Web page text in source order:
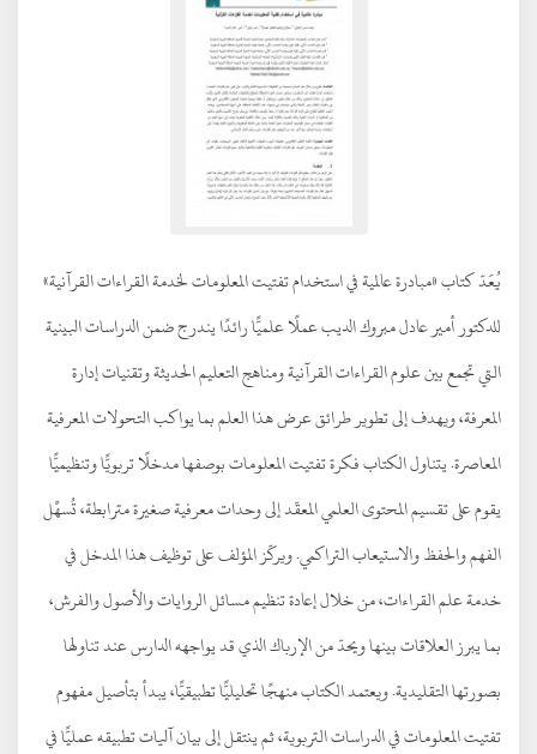
يُعَدّ كتاب «مبادرة عالمية في استخدام تفتيت المعلومات لخدمة القراءات القرآنية»
للدكتور أمير عادل مبروك الديب عملًا علميًّا رائدًا يندرج ضمن الدراسات البينية
التي تجمع بين علوم القراءات القرآنية ومناهج التعليم الحديثة وتقنيات إدارة
المعرفة، ويهدف إلى تطوير طرائق عرض هذا العلم بما يواكب التحولات المعرفية
المعاصرة. يتناول الكتاب فكرة تفتيت المعلومات بوصفها مدخلًا تربويًّا وتنظيميًّا
يقوم على تقسيم المحتوى العلمي المعقّد إلى وحدات معرفية صغيرة مترابطة، تُسهِّل
الفهم والحفظ والاستيعاب التراكمي. ويركّز المؤلف على توظيف هذا المدخل في
خدمة علم القراءات، من خلال إعادة تنظيم مسائل الروايات والأصول والفرش،
بما يبرز العلاقات بينها ويحدّ من الإرباك الذي قد يواجهه الدارس عند تناولها
بصورتها التقليدية. ويعتمد الكتاب منهجًا تحليليًّا تطبيقيًّا، يبدأ بتأصيل مفهوم
تفتيت المعلومات في الدراسات التربوية، ثم ينتقل إلى بيان آليات تطبيقه عمليًّا في